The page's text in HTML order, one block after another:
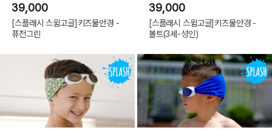
39,000
[스플래시 스윔고글]키즈물안경 -
퓨전그린
39,000
[스플래시 스윔고글]키즈물안경 -
볼트(3세-성인)